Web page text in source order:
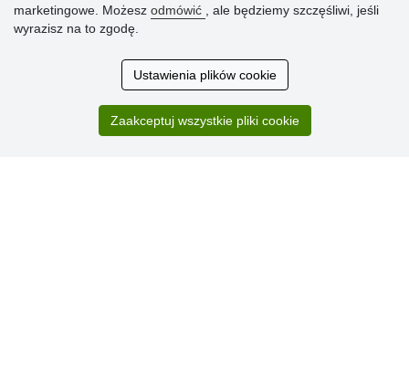
Ocena
Zakup przebiegł sprawnie. Jestem
zadowolona. Polecam.
marketingowe. Możesz odmówić
, ale będziemy szczęśliwi, jeśli
wyrazisz na to zgodę.
Ustawienia plików cookie
Zaakceptuj wszystkie pliki cookie